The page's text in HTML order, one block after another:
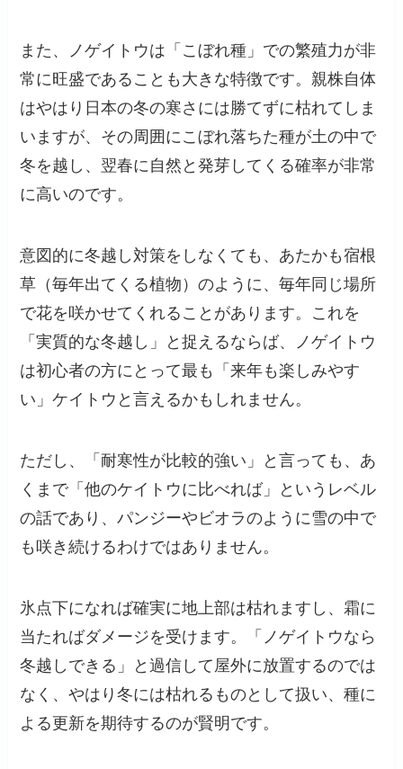
また、ノゲイトウは「こぼれ種」での繁殖力が非
常に旺盛であることも大きな特徴です。親株自体
はやはり日本の冬の寒さには勝てずに枯れてしま
いますが、その周囲にこぼれ落ちた種が土の中で
冬を越し、翌春に自然と発芽してくる確率が非常
に高いのです。
意図的に冬越し対策をしなくても、あたかも宿根
草（毎年出てくる植物）のように、毎年同じ場所
で花を咲かせてくれることがあります。これを
「実質的な冬越し」と捉えるならば、ノゲイトウ
は初心者の方にとって最も「来年も楽しみやす
い」ケイトウと言えるかもしれません。
ただし、「耐寒性が比較的強い」と言っても、あ
くまで「他のケイトウに比べれば」というレベル
の話であり、パンジーやビオラのように雪の中で
も咲き続けるわけではありません。
氷点下になれば確実に地上部は枯れますし、霜に
当たればダメージを受けます。「ノゲイトウなら
冬越しできる」と過信して屋外に放置するのでは
なく、やはり冬には枯れるものとして扱い、種に
よる更新を期待するのが賢明です。